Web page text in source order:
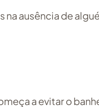
na ausência de
a evitar o